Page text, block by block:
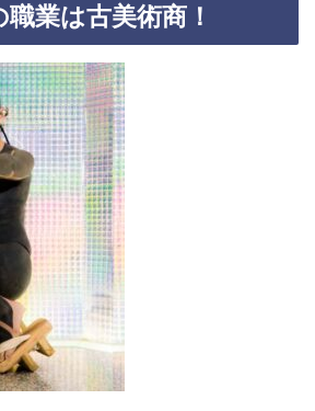
業は古美術商！